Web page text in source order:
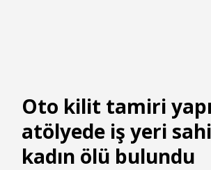
Oto kilit tamiri
atölyede iş yeri
kadın ölü bulundu